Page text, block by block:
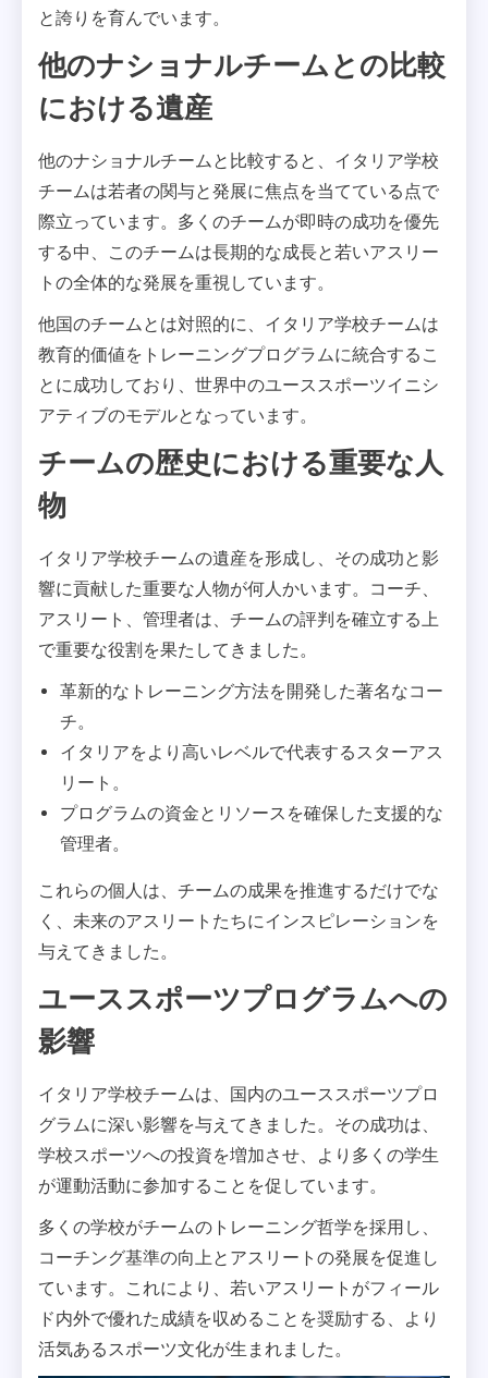
と誇りを育んでいます。
他のナショナルチームとの比較
における遺産
他のナショナルチームと比較すると、イタリア学校
チームは若者の関与と発展に焦点を当てている点で
際立っています。多くのチームが即時の成功を優先
する中、このチームは長期的な成長と若いアスリー
トの全体的な発展を重視しています。
他国のチームとは対照的に、イタリア学校チームは
教育的価値をトレーニングプログラムに統合するこ
とに成功しており、世界中のユーススポーツイニシ
アティブのモデルとなっています。
チームの歴史における重要な人
物
イタリア学校チームの遺産を形成し、その成功と影
響に貢献した重要な人物が何人かいます。コーチ、
アスリート、管理者は、チームの評判を確立する上
で重要な役割を果たしてきました。
革新的なトレーニング方法を開発した著名なコー
チ。
イタリアをより高いレベルで代表するスターアス
リート。
プログラムの資金とリソースを確保した支援的な
管理者。
これらの個人は、チームの成果を推進するだけでな
く、未来のアスリートたちにインスピレーションを
与えてきました。
ユーススポーツプログラムへの
影響
イタリア学校チームは、国内のユーススポーツプロ
グラムに深い影響を与えてきました。その成功は、
学校スポーツへの投資を増加させ、より多くの学生
が運動活動に参加することを促しています。
多くの学校がチームのトレーニング哲学を採用し、
コーチング基準の向上とアスリートの発展を促進し
ています。これにより、若いアスリートがフィール
ド内外で優れた成績を収めることを奨励する、より
活気あるスポーツ文化が生まれました。